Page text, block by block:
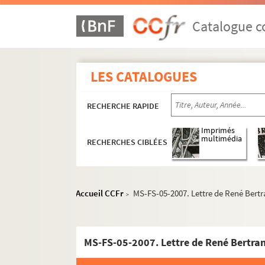
Catalogue
LES CATALOGUES
RECHERCHE RAPIDE
RECHERCHES CIBLÉES
Imprimés
multimédia
Accueil CCFr > MS-FS-05-2007. Lettre de René
MS-FS-05-2007. Lettre de René
Cahiers 21 à 40
Cahier 21 et pièces annexes
Cahier 23 et pièces annexes
Cahier 24 et pièces annexes
Cahier 25 et pièces annexes
Cahier 26 et pièces annexes
Cahier 27 et pièces annexes
1-MS-FS-05-0082. Cahier 31